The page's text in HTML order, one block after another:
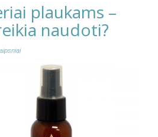
plaukams –
naudoti?